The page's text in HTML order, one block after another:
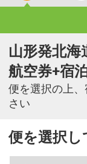
山形発北海
航空券+宿
便を選択の上
さい
便を選択